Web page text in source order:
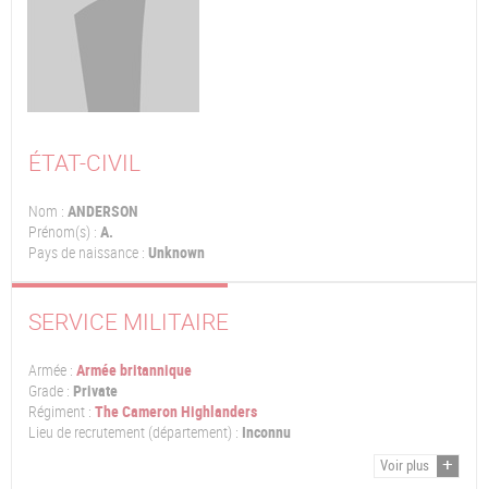
ÉTAT-CIVIL
Nom : ANDERSON
Prénom(s) : A.
Pays de naissance : Unknown
SERVICE MILITAIRE
Armée : Armée britannique
Grade : Private
Régiment : The Cameron Highlanders
Lieu de recrutement (département) : Inconnu
Voir plus